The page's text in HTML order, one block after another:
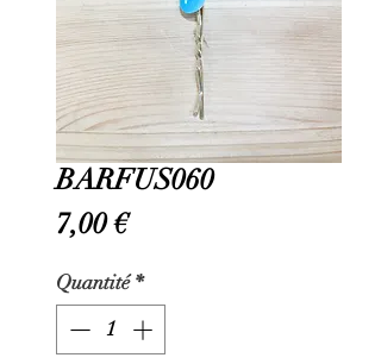
BARFUS060
7,00 €Prix
Quantité *